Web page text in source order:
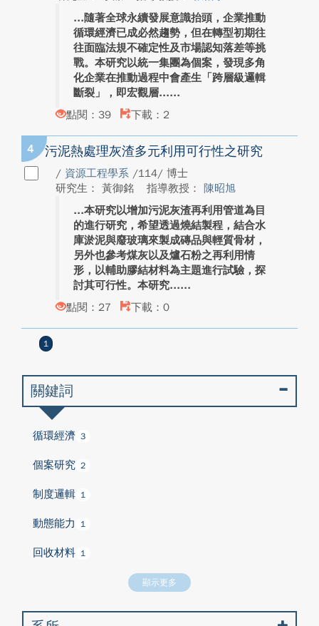
隨著全球永續發展意識抬頭，企業推動
循環經濟已成必然趨勢，但在轉型初期往
往面臨法規不確定性及市場認知落差等挑
戰。本研究以統一集團為個案，發現多角
化企業在推動過程中會產生「跨層級邏輯
斷裂」，即宏觀層...
點閱：39
下載：2
4 污泥熱處理灰渣多元利用可行性之研究
/ 資源工程學系 /114/ 博士
研究生： 黃御銘
指導教授： 陳昭旭
本研究以增加污泥灰渣再利用管道為目
的進行研究，希望透過燒結製程，結合水
庫淤泥與廢玻璃來製成磚品與輕質骨材，
另外也參考煤灰以及爐石粉之再利用情
形，以輔助膠結材料為主題進行試驗，探
討其可行性。本研究...
點閱：27
下載：0
1
關鍵詞
循環經濟 3
個案研究 2
制度邏輯 1
動態能力 1
回收材料 1
顯示更多